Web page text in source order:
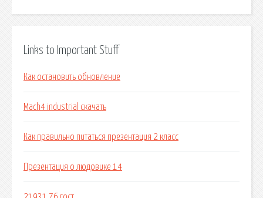
Links to Important Stuff
Как остановить обновление
Mach4 industrial скачать
Как правильно питаться презентация 2 класс
Презентация о людовике 14